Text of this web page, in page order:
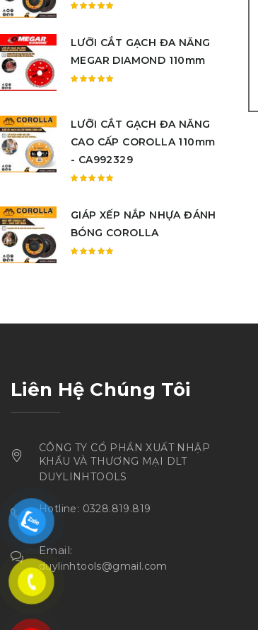
hạng
5.005
LƯỠI CẮT GẠCH ĐA NĂNG
MEGAR DIAMOND 110mm
5.00 5
sao
LƯỠI CẮT GẠCH ĐA NĂNG
CAO CẤP COROLLA 110mm
- CA992329
hạng
5.00 5
GIÁP XẾP NẮP NHỰA ĐÁNH
BÓNG COROLLA
Liên Hệ Chúng Tôi
CÔNG TY CỔ PHẦN XUẤT NHẬP
KHẨU VÀ THƯƠNG MẠI DLT
DUYLINHTOOLS
Hotline: 0328.819.819
Email:
duylinhtools@gmail.com